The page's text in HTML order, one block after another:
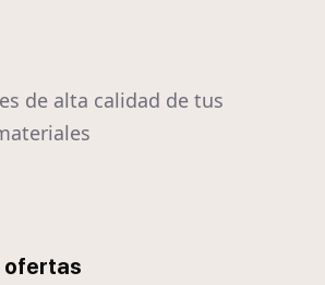
de alta calidad de tus
ofertas